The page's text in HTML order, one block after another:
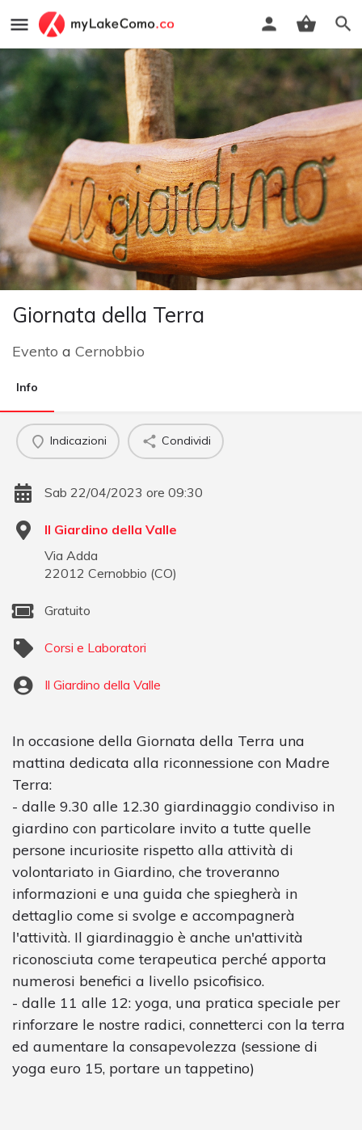
Giornata della Terra
Evento a Cernobbio
Info
Indicazioni Condividi
Sab 22/04/2023 ore 09:30
Il Giardino della Valle
Via Adda
22012 Cernobbio (CO)
Gratuito
Corsi e Laboratori
Il Giardino della Valle
In occasione della Giornata della Terra una
mattina dedicata alla riconnessione con Madre
Terra:
- dalle 9.30 alle 12.30 giardinaggio condiviso in
giardino con particolare invito a tutte quelle
persone incuriosite rispetto alla attività di
volontariato in Giardino, che troveranno
informazioni e una guida che spiegherà in
dettaglio come si svolge e accompagnerà
l'attività. Il giardinaggio è anche un'attività
riconosciuta come terapeutica perché apporta
numerosi benefici a livello psicofisico.
- dalle 11 alle 12: yoga, una pratica speciale per
rinforzare le nostre radici, connetterci con la terra
ed aumentare la consapevolezza (sessione di
yoga euro 15, portare un tappetino)